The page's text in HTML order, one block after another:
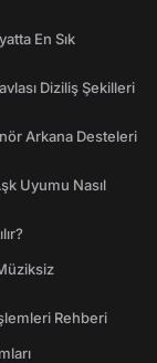
En Sık
Diziliş Şekilleri
Arkana Desteleri
Uyumu Nasıl
Rehberi